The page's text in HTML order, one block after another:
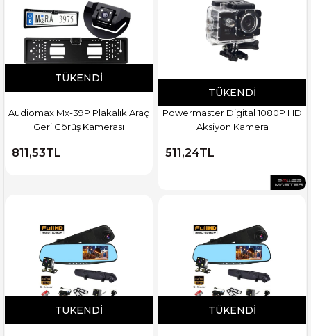
TÜKENDI
Audiomax Mx-39P Plakalık Araç
Geri Görüş Kamerası
811,53TL
TÜKENDI
Powermaster Digital 1080P HD
Aksiyon Kamera
511,24TL
TÜKENDI TÜKENDI